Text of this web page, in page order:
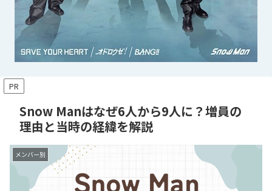
PR
Snow Manはなぜ6人から9人に？増員の
理由と当時の経緯を解説
メンバー別